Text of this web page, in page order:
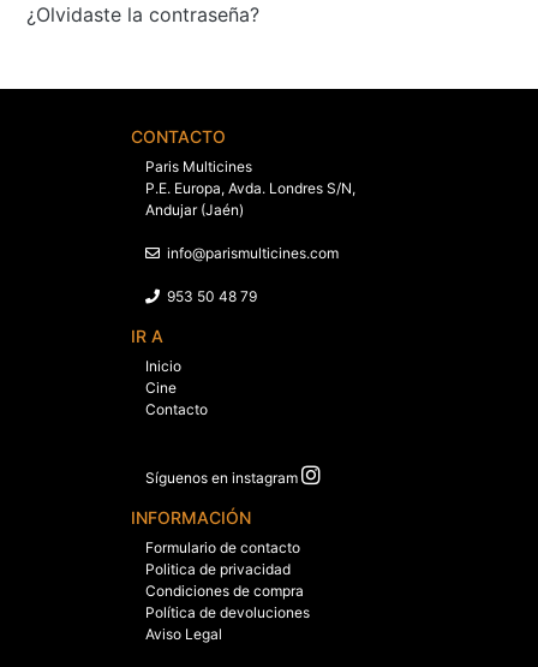
¿Olvidaste la contraseña?
CONTACTO
Paris Multicines
P.E. Europa, Avda. Londres S/N,
Andujar (Jaén)
info@parismulticines.com
953 50 48 79
IR A
Inicio
Cine
Contacto
Síguenos en instagram
INFORMACIÓN
Formulario de contacto
Politica de privacidad
Condiciones de compra
Política de devoluciones
Aviso Legal